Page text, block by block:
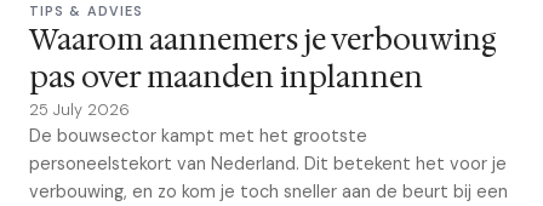
TIPS & ADVIES
Waarom aannemers je verbouwing
pas over maanden inplannen
25 July 2026
De bouwsector kampt met het grootste
personeelstekort van Nederland. Dit betekent het voor je
verbouwing, en zo kom je toch sneller aan de beurt bij een